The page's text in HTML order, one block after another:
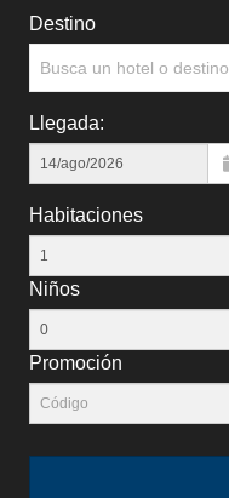
Destino
Busca un hotel o destino
Llegada:
Habitaciones
Niños
Promoción